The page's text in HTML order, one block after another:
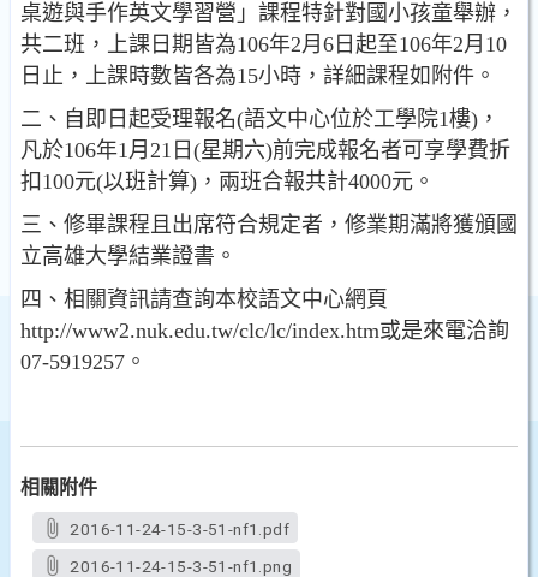
桌遊與手作英文學習營」課程特針對國小孩童舉辦，
共二班，上課日期皆為106年2月6日起至106年2月10
日止，上課時數皆各為15小時，詳細課程如附件。
二、自即日起受理報名(語文中心位於工學院1樓)，
凡於106年1月21日(星期六)前完成報名者可享學費折
扣100元(以班計算)，兩班合報共計4000元。
三、修畢課程且出席符合規定者，修業期滿將獲頒國
立高雄大學結業證書。
四、相關資訊請查詢本校語文中心網頁
http://www2.nuk.edu.tw/clc/lc/index.htm或是來電洽詢
07-5919257。
相關附件
2016-11-24-15-3-51-nf1.pdf
2016-11-24-15-3-51-nf1.png